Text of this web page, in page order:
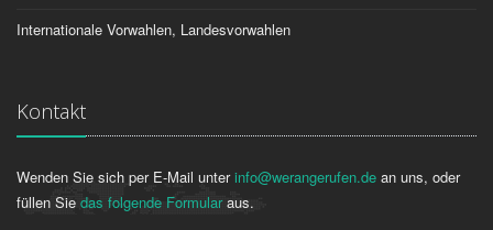
Internationale Vorwahlen, Landesvorwahlen
Kontakt
Wenden Sie sich per E-Mail unterinfo@werangerufen.de an uns, oder
füllen Sie das folgende Formularaus.